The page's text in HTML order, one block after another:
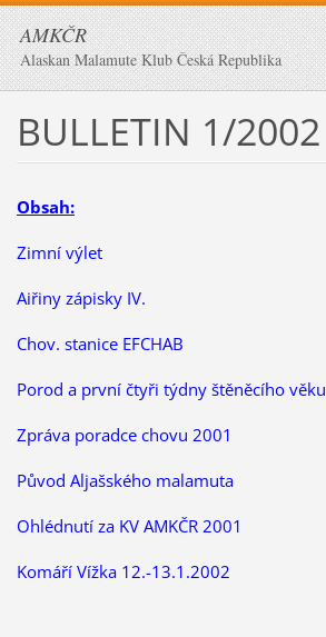
AMKČR
Alaskan Malamute Klub Česká Republika
BULLETIN 1/2002
Obsah:
Zimní výlet
Aiřiny zápisky IV.
Chov. stanice EFCHAB
Porod a první čtyři týdny štěněcího věku
Zpráva poradce chovu 2001
Původ Aljašského malamuta
Ohlédnutí za KV AMKČR 2001
Komáří Vížka 12.-13.1.2002